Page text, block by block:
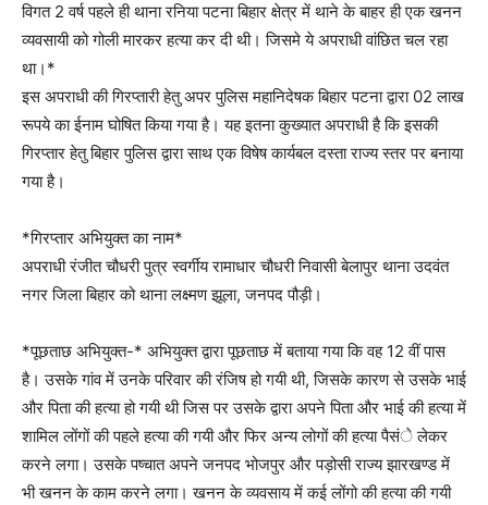
विगत 2 वर्ष पहले ही थाना रनिया पटना बिहार क्षेत्र में थाने के बाहर ही एक खनन
व्यवसायी को गोली मारकर हत्या कर दी थी। जिसमे ये अपराधी वांछित चल रहा
था।*
इस अपराधी की गिरप्तारी हेतु अपर पुलिस महानिदेषक बिहार पटना द्वारा 02 लाख
रूपये का ईनाम घोषित किया गया है। यह इतना कुख्यात अपराधी है कि इसकी
गिरप्तार हेतु बिहार पुलिस द्वारा साथ एक विषेष कार्यबल दस्ता राज्य स्तर पर बनाया
गया है।
*गिरप्तार अभियुक्त का नाम*
अपराधी रंजीत चौधरी पुत्र स्वर्गीय रामाधार चौधरी निवासी बेलापुर थाना उदवंत
नगर जिला बिहार को थाना लक्ष्मण झूला, जनपद पौड़ी।
*पूछताछ अभियुक्त-* अभियुक्त द्वारा पूछताछ में बताया गया कि वह 12 वीं पास
है। उसके गांव में उनके परिवार की रंजिष हो गयी थी, जिसके कारण से उसके भाई
और पिता की हत्या हो गयी थी जिस पर उसके द्वारा अपने पिता और भाई की हत्या में
शामिल लोंगों की पहले हत्या की गयी और फिर अन्य लोगों की हत्या पैसंे लेकर
करने लगा। उसके पष्चात अपने जनपद भोजपुर और पड़ोसी राज्य झारखण्ड में
भी खनन के काम करने लगा। खनन के व्यवसाय में कई लोंगो की हत्या की गयी